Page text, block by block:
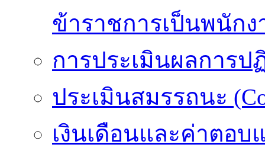
ข้าราชการเป็นพนักง
การประเมินผลการป
ประเมินสมรรถนะ
เงินเดือนและค่าตอบ